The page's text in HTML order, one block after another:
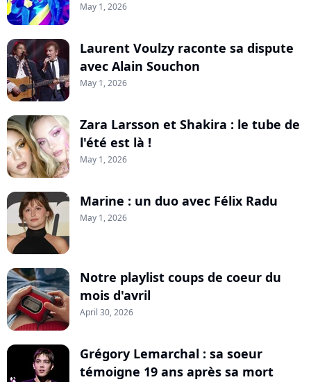
May 1, 2026
Laurent Voulzy raconte sa dispute
avec Alain Souchon
May 1, 2026
Zara Larsson et Shakira : le tube de
l'été est là !
May 1, 2026
Marine : un duo avec Félix Radu
May 1, 2026
Notre playlist coups de coeur du
mois d'avril
April 30, 2026
Grégory Lemarchal : sa soeur
témoigne 19 ans après sa mort